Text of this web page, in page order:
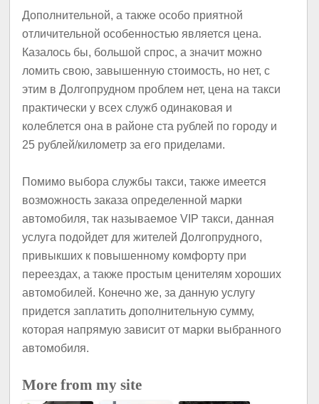
Дополнительной, а также особо приятной
отличительной особенностью является цена.
Казалось бы, большой спрос, а значит можно
ломить свою, завышенную стоимость, но нет, с
этим в Долгопрудном проблем нет, цена на такси
практически у всех служб одинаковая и
колеблется она в районе ста рублей по городу и
25 рублей/километр за его приделами.
Помимо выбора службы такси, также имеется
возможность заказа определенной марки
автомобиля, так называемое VIP такси, данная
услуга подойдет для жителей Долгопрудного,
привыкших к повышенному комфорту при
переездах, а также простым ценителям хороших
автомобилей. Конечно же, за данную услугу
придется заплатить дополнительную сумму,
которая напрямую зависит от марки выбранного
автомобиля.
More from my site